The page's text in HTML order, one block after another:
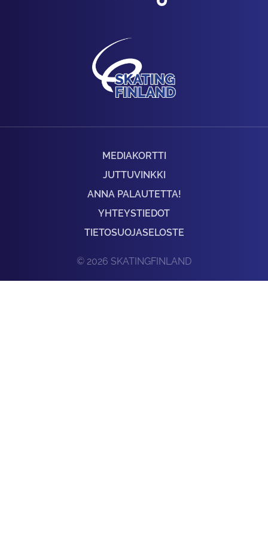
MEDIAKORTTI
JUTTUVINKKI
ANNA PALAUTETTA!
YHTEYSTIEDOT
TIETOSUOJASELOSTE
© 2026 SKATINGFINLAND